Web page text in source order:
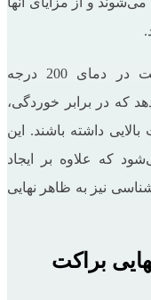
پوشش رنگ الکترواستاتیک به دلیل پخت در دمای 200 درجه
که در برابر خوردگی،
داشته باشند. این
که علاوه بر ایجاد
نیز به ظاهر نهایی
براکت